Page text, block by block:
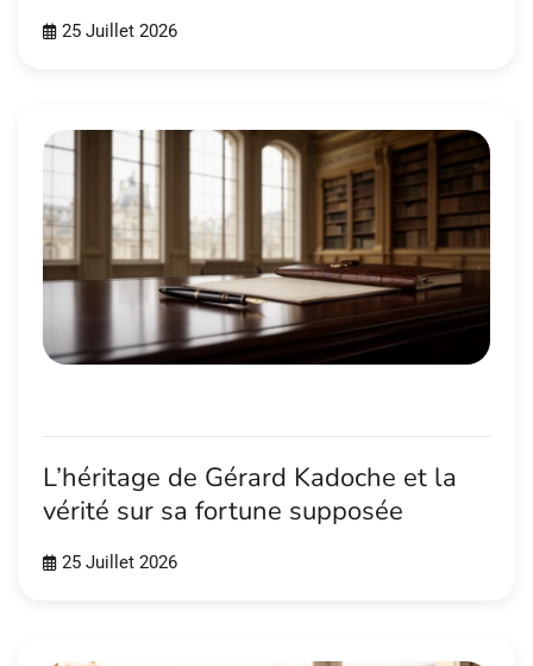
25 Juillet 2026
L’héritage de Gérard Kadoche et la
vérité sur sa fortune supposée
25 Juillet 2026